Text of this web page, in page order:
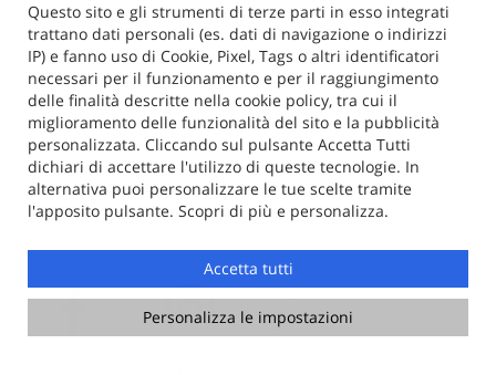
Email:
vendita@autoitalia.info
Dati fiscali:
Auto Italia
VIA G. VERDI 74/76, ZINASCO
C.F/P.IVA: 02603520186
Registro delle imprese:PV
Questo sito e gli strumenti di terze parti in esso integrati
trattano dati personali (es. dati di navigazione o indirizzi
IP) e fanno uso di Cookie, Pixel, Tags o altri identificatori
necessari per il funzionamento e per il raggiungimento
delle finalità descritte nella cookie policy, tra cui il
miglioramento delle funzionalità del sito e la pubblicità
personalizzata. Cliccando sul pulsante Accetta Tutti
dichiari di accettare l'utilizzo di queste tecnologie. In
alternativa puoi personalizzare le tue scelte tramite
l'apposito pulsante. Scopri di più e personalizza.
Accetta tutti
Personalizza le impostazioni